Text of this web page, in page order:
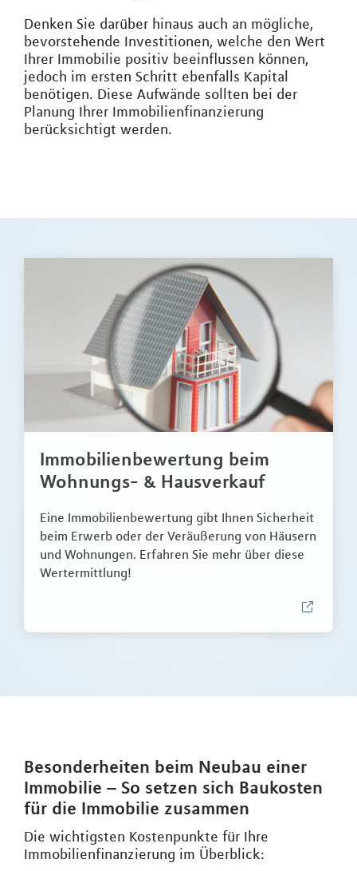
Denken Sie darüber hinaus auch an mögliche,
bevorstehende Investitionen, welche den Wert
Ihrer Immobilie positiv beeinflussen können,
jedoch im ersten Schritt ebenfalls Kapital
benötigen. Diese Aufwände sollten bei der
Planung Ihrer Immobilienfinanzierung
berücksichtigt werden.
Immobilienbewertung beim
Wohnungs- & Hausverkauf
Eine Immobilienbewertung gibt Ihnen Sicherheit
beim Erwerb oder der Veräußerung von Häusern
und Wohnungen. Erfahren Sie mehr über diese
Wertermittlung!
Besonderheiten beim Neubau einer
Immobilie – So setzen sich Baukosten
für die Immobilie zusammen
Die wichtigsten Kostenpunkte für Ihre
Immobilienfinanzierung im Überblick: